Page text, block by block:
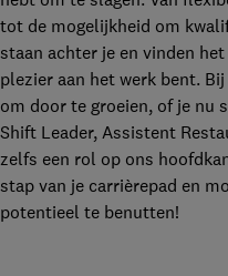
tot de mogelijkheid om
staan achter je en vinden
plezier aan het werk bent.
om door te groeien, of je nu
Shift Leader, Assistent
zelfs een rol op ons
stap van je carrièrepad en
potentieel te benutten!